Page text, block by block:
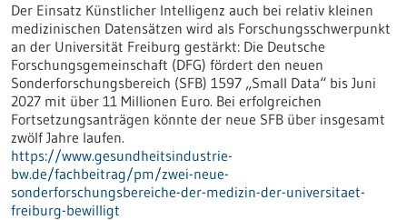
Der Einsatz Künstlicher Intelligenz auch bei relativ kleinen
medizinischen Datensätzen wird als Forschungsschwerpunkt
an der Universität Freiburg gestärkt: Die Deutsche
Forschungsgemeinschaft (DFG) fördert den neuen
Sonderforschungsbereich (SFB) 1597 „Small Data“ bis Juni
2027 mit über 11 Millionen Euro. Bei erfolgreichen
Fortsetzungsanträgen könnte der neue SFB über insgesamt
zwölf Jahre laufen.
https://www.gesundheitsindustrie-
bw.de/fachbeitrag/pm/zwei-neue-
sonderforschungsbereiche-der-medizin-der-universitaet-
freiburg-bewilligt